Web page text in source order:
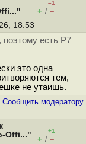
–1
+ / –
18:53
есть Р7
это одна
тем,
не утаишь.
Cообщить модератору
Offi..."
+1
+ / –